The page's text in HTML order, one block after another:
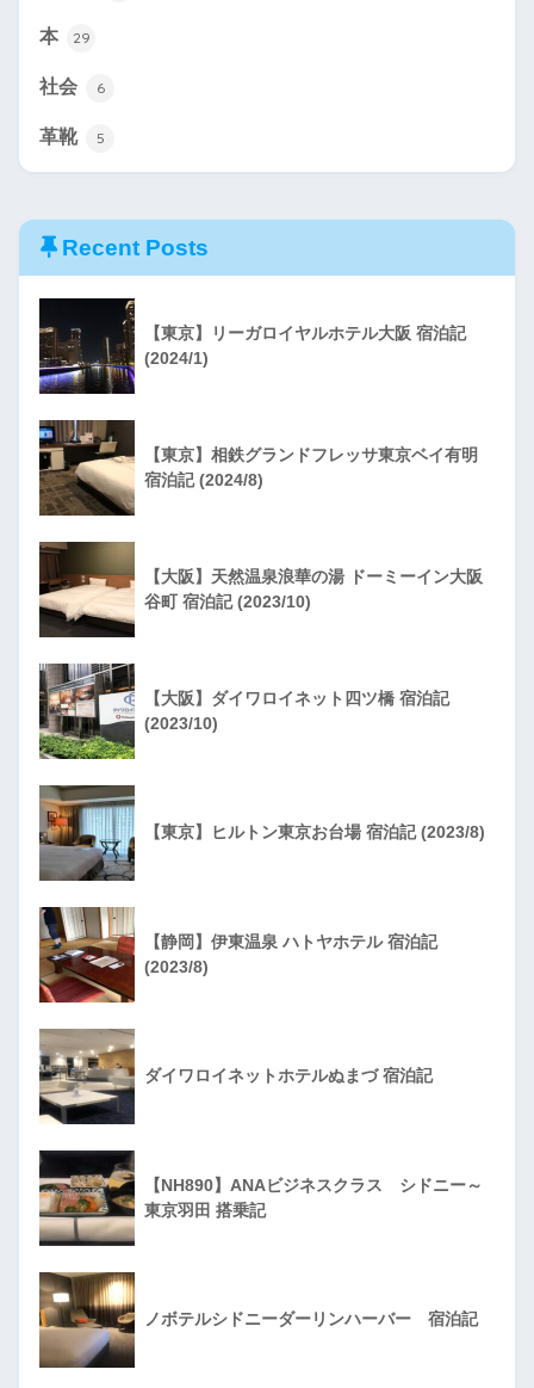
本 29
社会 6
革靴 5
Recent Posts
【東京】リーガロイヤルホテル大阪 宿泊記
(2024/1)
【東京】相鉄グランドフレッサ東京ベイ有明
宿泊記 (2024/8)
【大阪】天然温泉浪華の湯 ドーミーイン大阪
谷町 宿泊記 (2023/10)
【大阪】ダイワロイネット四ツ橋 宿泊記
(2023/10)
【東京】ヒルトン東京お台場 宿泊記 (2023/8)
【静岡】伊東温泉 ハトヤホテル 宿泊記
(2023/8)
ダイワロイネットホテルぬまづ 宿泊記
【NH890】ANAビジネスクラス シドニー～
東京羽田 搭乗記
ノボテルシドニーダーリンハーバー 宿泊記